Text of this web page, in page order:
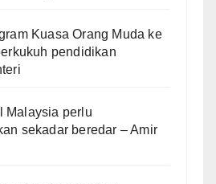
Kuasa Orang Muda ke
pendidikan
Malaysia perlu
sekadar beredar – Amir